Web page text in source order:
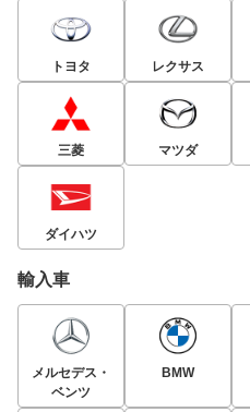
トヨタ レクサス
三菱 マツダ
ダイハツ
輸入車
メルセデス・
ベンツ
BMW